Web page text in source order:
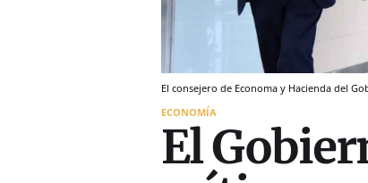
El consejero de Economa y Hacienda del
ECONOMÍA
El